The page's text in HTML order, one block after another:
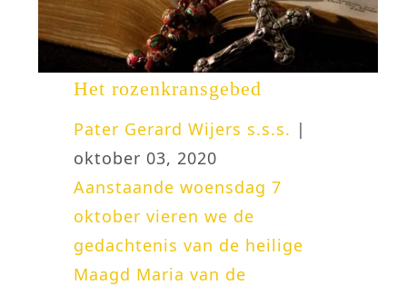
Het rozenkransgebed
Pater Gerard Wijers s.s.s. |
oktober 03, 2020
Aanstaande woensdag 7
oktober vieren we de
gedachtenis van de heilige
Maagd Maria van de